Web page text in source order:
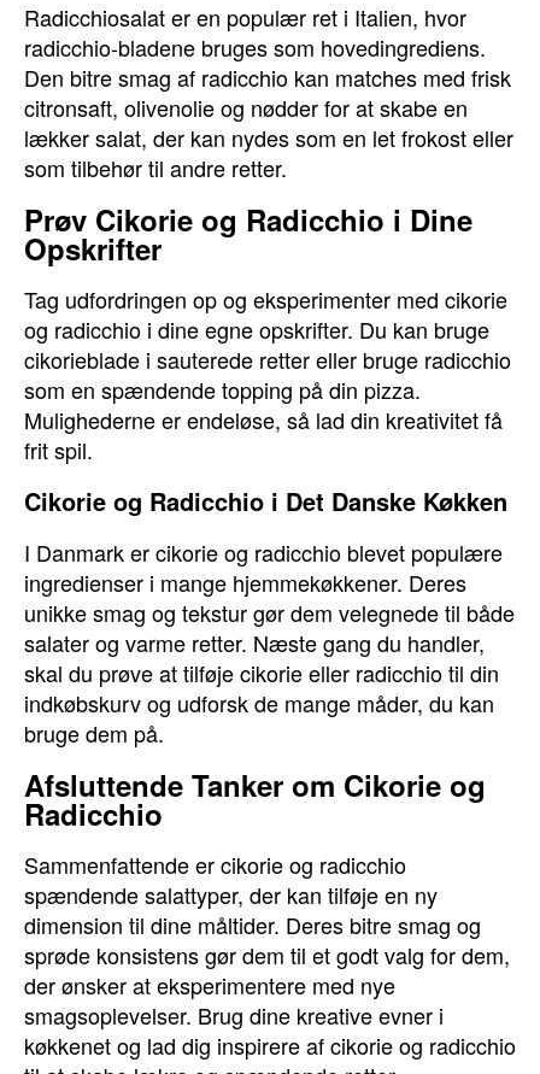
Radicchiosalat er en populær ret i Italien, hvor
radicchio-bladene bruges som hovedingrediens.
Den bitre smag af radicchio kan matches med frisk
citronsaft, olivenolie og nødder for at skabe en
lækker salat, der kan nydes som en let frokost eller
som tilbehør til andre retter.
Prøv Cikorie og Radicchio i Dine
Opskrifter
Tag udfordringen op og eksperimenter med cikorie
og radicchio i dine egne opskrifter. Du kan bruge
cikorieblade i sauterede retter eller bruge radicchio
som en spændende topping på din pizza.
Mulighederne er endeløse, så lad din kreativitet få
frit spil.
Cikorie og Radicchio i Det Danske Køkken
I Danmark er cikorie og radicchio blevet populære
ingredienser i mange hjemmekøkkener. Deres
unikke smag og tekstur gør dem velegnede til både
salater og varme retter. Næste gang du handler,
skal du prøve at tilføje cikorie eller radicchio til din
indkøbskurv og udforsk de mange måder, du kan
bruge dem på.
Afsluttende Tanker om Cikorie og
Radicchio
Sammenfattende er cikorie og radicchio
spændende salattyper, der kan tilføje en ny
dimension til dine måltider. Deres bitre smag og
sprøde konsistens gør dem til et godt valg for dem,
der ønsker at eksperimentere med nye
smagsoplevelser. Brug dine kreative evner i
køkkenet og lad dig inspirere af cikorie og radicchio